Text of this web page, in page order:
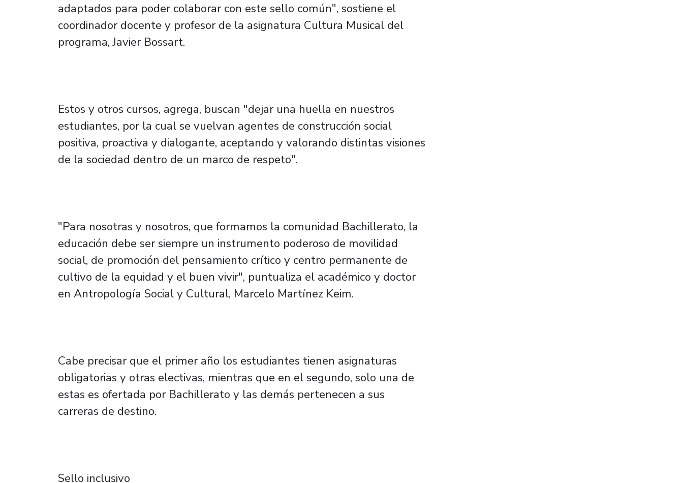
adaptados para poder colaborar con este sello común", sostiene el
coordinador docente y profesor de la asignatura Cultura Musical del
programa, Javier Bossart.
Estos y otros cursos, agrega, buscan "dejar una huella en nuestros
estudiantes, por la cual se vuelvan agentes de construcción social
positiva, proactiva y dialogante, aceptando y valorando distintas visiones
de la sociedad dentro de un marco de respeto".
"Para nosotras y nosotros, que formamos la comunidad Bachillerato, la
educación debe ser siempre un instrumento poderoso de movilidad
social, de promoción del pensamiento crítico y centro permanente de
cultivo de la equidad y el buen vivir", puntualiza el académico y doctor
en Antropología Social y Cultural, Marcelo Martínez Keim.
Cabe precisar que el primer año los estudiantes tienen asignaturas
obligatorias y otras electivas, mientras que en el segundo, solo una de
estas es ofertada por Bachillerato y las demás pertenecen a sus
carreras de destino.
Sello inclusivo